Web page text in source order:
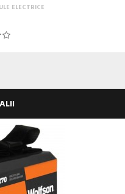
ELECTRICE